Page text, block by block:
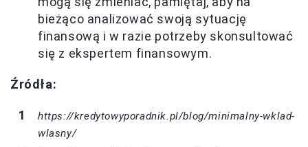
bieżąco analizować swoją sytuację
finansową i w razie potrzeby skonsultować
się z ekspertem finansowym.
Źródła:
https://kredytowyporadnik.pl/blog/minimalny-wklad-
wlasny/